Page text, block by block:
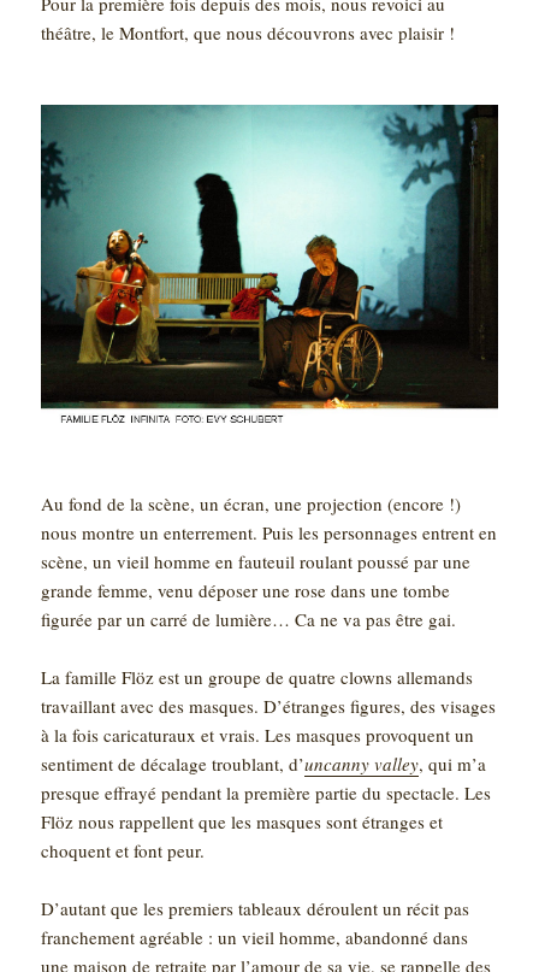
théâtre, le Montfort, que nous découvrons avec plaisir !
Au fond de la scène, un écran, une projection (encore !)
nous montre un enterrement. Puis les personnages entrent en
scène, un vieil homme en fauteuil roulant poussé par une
grande femme, venu déposer une rose dans une tombe
figurée par un carré de lumière… Ca ne va pas être gai.
La famille Flöz est un groupe de quatre clowns allemands
travaillant avec des masques. D’étranges figures, des visages
à la fois caricaturaux et vrais. Les masques provoquent un
sentiment de décalage troublant, d’uncanny valley, qui m’a
presque effrayé pendant la première partie du spectacle. Les
Flöz nous rappellent que les masques sont étranges et
choquent et font peur.
D’autant que les premiers tableaux déroulent un récit pas
franchement agréable : un vieil homme, abandonné dans
une maison de retraite par l’amour de sa vie, se rappelle des